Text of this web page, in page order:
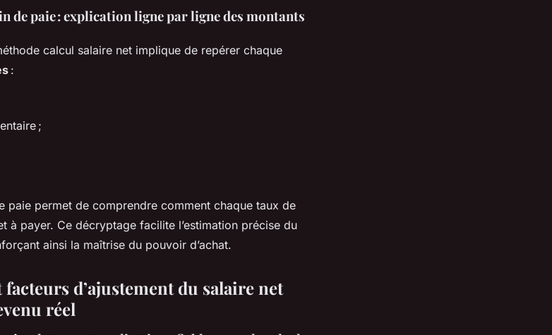
de paie : explication ligne par ligne des montants
calcul salaire net implique de repérer chaque
:
;
paie permet de comprendre comment chaque taux de
à payer. Ce décryptage facilite l’estimation précise du
ainsi la maîtrise du pouvoir d’achat.
d’ajustement du salaire net
réel